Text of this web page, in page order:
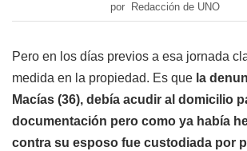
por Redacción de UNO
Pero en los días previos a esa jornada
medida en la propiedad. Es que la
Macías (36), debía acudir al domicilio
documentación pero como ya había
contra su esposo fue custodiada por